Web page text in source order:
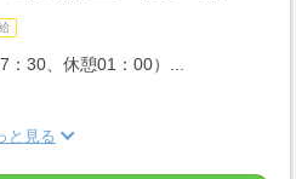
30、休憩01：00）...
と見る